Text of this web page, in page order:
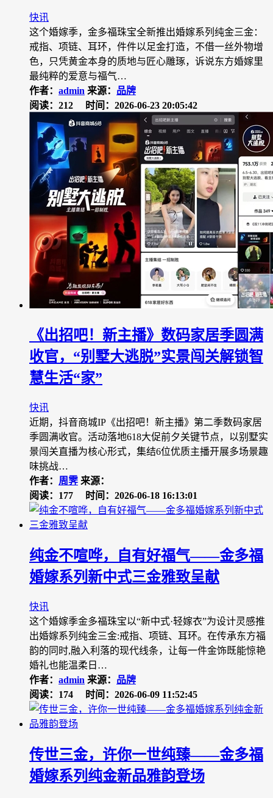
快讯
这个婚嫁季，金多福珠宝全新推出婚嫁系列纯金三金：
戒指、项链、耳环，件件以足金打造，不借一丝外物增
色，只凭黄金本身的质地与匠心雕琢，诉说东方婚嫁里
最纯粹的爱意与福气…
作者： admin 来源： 品牌
阅读：212
时间：2026-06-23 20:05:42
《出招吧！新主播》数码家居季圆满
收官，“别墅大逃脱”实景闯关解锁智
慧生活“家”
快讯
近期，抖音商城IP《出招吧！新主播》第二季数码家居
季圆满收官。活动落地618大促前夕关键节点，以别墅实
景闯关直播为核心形式，集结6位优质主播开展多场景趣
味挑战…
作者： 周霁 来源：
阅读：177
时间：2026-06-18 16:13:01
纯金不喧哗，自有好福气——金多福
婚嫁系列新中式三金雅致呈献
快讯
这个婚嫁季金多福珠宝以“新中式·轻嫁衣”为设计灵感推
出婚嫁系列纯金三金:戒指、项链、耳环。在传承东方福
韵的同时,融入利落的现代线条，让每一件金饰既能惊艳
婚礼也能温柔日…
作者： admin 来源： 品牌
阅读：174
时间：2026-06-09 11:52:45
传世三金，许你一世纯臻——金多福
婚嫁系列纯金新品雅韵登场